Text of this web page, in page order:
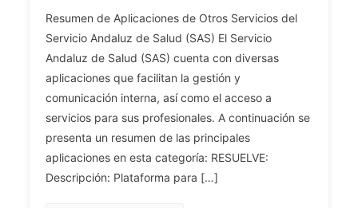
De
Otros
Servicios
Del
Servicio
Andaluz
De
(SAS)
Resumen de Aplicaciones de Otros Servicios del
Servicio Andaluz de Salud (SAS) El Servicio
Andaluz de Salud (SAS) cuenta con diversas
aplicaciones que facilitan la gestión y
comunicación interna, así como el acceso a
servicios para sus profesionales. A continuación se
presenta un resumen de las principales
aplicaciones en esta categoría: RESUELVE:
Descripción: Plataforma para […]